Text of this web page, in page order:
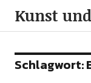
Kunst
Schlagwort: